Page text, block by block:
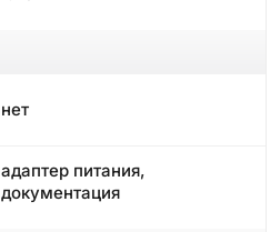
нет
адаптер питания,
документация